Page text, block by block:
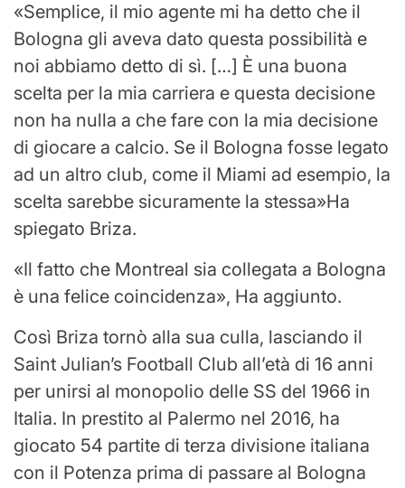
Semplice, il mio agente mi ha detto che il
Bologna gli aveva dato questa possibilità e
noi abbiamo detto di sì. […] È una buona
scelta per la mia carriera e questa decisione
non ha nulla a che fare con la mia decisione
di giocare a calcio. Se il Bologna fosse legato
ad un altro club, come il Miami ad esempio, la
scelta sarebbe sicuramente la stessa Ha
spiegato Briza.
Il fatto che Montreal sia collegata a Bologna
è una felice coincidenza , Ha aggiunto.
Così Briza tornò alla sua culla, lasciando il
Saint Julian’s Football Club all’età di 16 anni
per unirsi al monopolio delle SS del 1966 in
Italia. In prestito al Palermo nel 2016, ha
giocato 54 partite di terza divisione italiana
con il Potenza prima di passare al Bologna